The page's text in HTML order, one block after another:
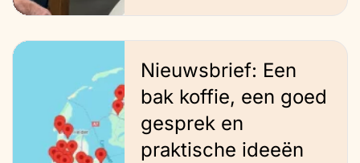
Nieuwsbrief: Een
bak koffie, een goed
gesprek en
praktische ideeën